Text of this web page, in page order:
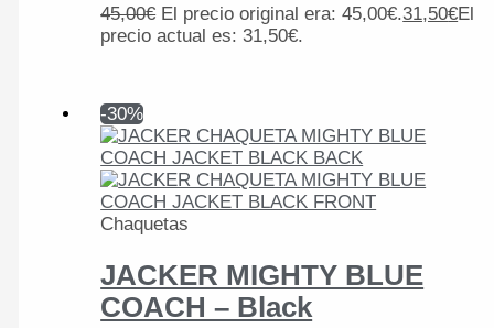
45,00€ El precio original era: 45,00€.31,50€El
precio actual es: 31,50€.
-30%
Chaquetas
JACKER MIGHTY BLUE
COACH – Black